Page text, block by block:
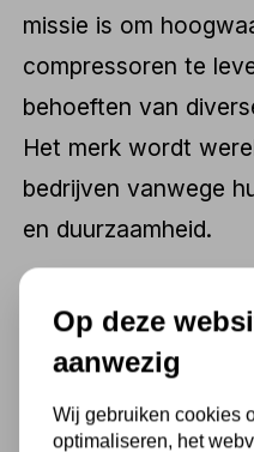
missie is om
compressoren te
behoeften van
Het merk wordt
bedrijven vanwege
en duurzaamheid.
Over Airpro
Opgericht met de
branche te zijn,
Op deze
aanwezig
Wij gebruiken cookies
optimaliseren, het